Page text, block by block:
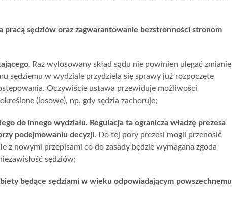
sędziów oraz zagwarantowanie bezstronności stronom
. Raz wylosowany skład sądu nie powinien ulegać zmianie
sędziemu w wydziale przydziela się sprawy już rozpoczęte
Oczywiście ustawa przewiduje możliwości
(losowe), np. gdy sędzia zachoruje;
do innego wydziału. Regulacja ta ogranicza władzę prezesa
podejmowaniu decyzji. Do tej pory prezesi mogli przenosić
z nowymi przepisami co do zasady będzie wymagana zgoda
sędziów;
będące sędziami w wieku odpowiadającym powszechnemu